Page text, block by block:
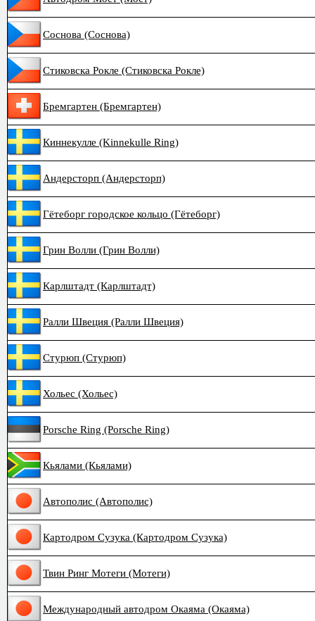
Соснова (Соснова)
Стиковска Рокле (Стиковска Рокле)
Бремгартен (Бремгартен)
Киннекулле (Kinnekulle Ring)
Андерсторп (Андерсторп)
Гётеборг городское кольцо (Гётеборг)
Грин Волли (Грин Волли)
Карлштадт (Карлштадт)
Ралли Швеция (Ралли Швеция)
Стурюп (Стурюп)
Хольес (Хольес)
Porsche Ring (Porsche Ring)
Кьялами (Кьялами)
Автополис (Автополис)
Картодром Сузука (Картодром Сузука)
Твин Ринг Мотеги (Мотеги)
Международный автодром Окаяма (Окаяма)